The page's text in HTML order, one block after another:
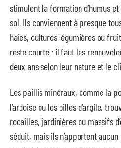
stimulent la formation d’humus
sol. Ils conviennent à presque
haies, cultures légumières ou
reste courte : il faut les
deux ans selon leur nature et le
Les paillis minéraux, comme la
l’ardoise ou les billes d’argile,
rocailles, jardinières ou massifs
séduit, mais ils n’apportent